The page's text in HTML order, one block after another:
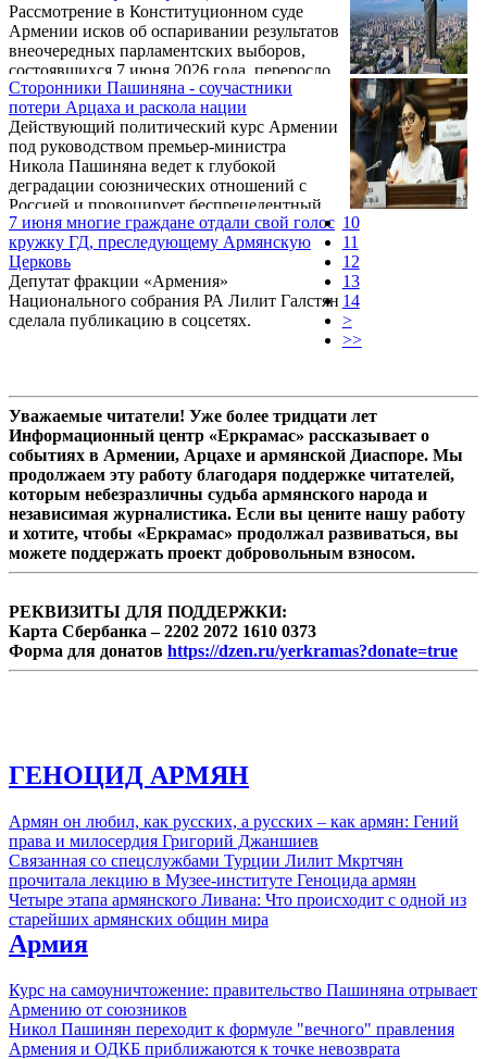
тем, происходящее там чрезвычайно опасно
для всех нас, так что, сограждане, нам
приходится продолжать писать, а вам –
читать.
Рассмотрение в Конституционном суде
Армении исков об оспаривании результатов
внеочередных парламентских выборов,
состоявшихся 7 июня 2026 года, переросло
в детальное разоблачение электоральных
махинаций власти. Процесс,
инициированный оппозиционными
силами, демонстрирует не просто глубокий
кризис доверия к официальным итогам
голосования, но и прямую вовлеченность
государственных институтов в обеспечение
победы правящей партии «Гражданский
договор». Факты, озвученные в ходе
судебных заседаний, свидетельствуют ...
Сторонники Пашиняна - соучастники
потери Арцаха и раскола нации
Действующий политический курс Армении
под руководством премьер-министра
Никола Пашиняна ведет к глубокой
деградации союзнических отношений с
Россией и провоцирует беспрецедентный
внутренний раскол армянского народа. В
контексте нарастающего кризиса доверия в
эфире ИС «Вести» в комментарии
журналисту Владимиру Соловьёву главный
редактор RT и медиагруппы «Россия
сегодня» Маргарита Симоньян озвучила
инициативу по ужесточению правил въезда
7 июня многие граждане отдали свой голос
кружку ГД, преследующему Армянскую
Церковь
Депутат фракции «Армения»
Национального собрания РА Лилит Галстян
сделала публикацию в соцсетях.
10
11
12
13
14
>
>>
Уважаемые читатели! Уже более тридцати лет
Информационный центр «Еркрамас» рассказывает о
событиях в Армении, Арцахе и армянской Диаспоре. Мы
продолжаем эту работу благодаря поддержке читателей,
которым небезразличны судьба армянского народа и
независимая журналистика. Если вы цените нашу работу
и хотите, чтобы «Еркрамас» продолжал развиваться, вы
можете поддержать проект добровольным взносом.
РЕКВИЗИТЫ ДЛЯ ПОДДЕРЖКИ:
Карта Сбербанка – 2202 2072 1610 0373
Форма для донатов https://dzen.ru/yerkramas?donate=true
ГЕНОЦИД АРМЯН
Армян он любил, как русских, а русских – как армян: Гений
права и милосердия Григорий Джаншиев
Связанная со спецслужбами Турции Лилит Мкртчян
прочитала лекцию в Музее-институте Геноцида армян
Четыре этапа армянского Ливана: Что происходит с одной из
старейших армянских общин мира
Армия
Курс на самоуничтожение: правительство Пашиняна отрывает
Армению от союзников
Никол Пашинян переходит к формуле "вечного" правления
Армения и ОДКБ приближаются к точке невозврата